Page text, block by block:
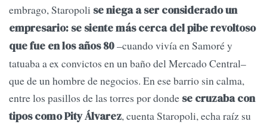
embrago, Staropoli se niega a ser considerado un
empresario: se siente más cerca del pibe revoltoso
que fue en los años 80–cuando vivía en Samoré y
tatuaba a ex convictos en un baño del Mercado Central–
que de un hombre de negocios. En ese barrio sin calma,
entre los pasillos de las torres por donde se cruzaba con
tipos como Pity Álvarez, cuenta Staropoli, echa raíz su